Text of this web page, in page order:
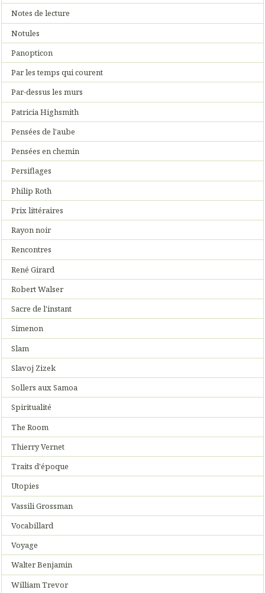
Notes de lecture
Notules
Panopticon
Par les temps qui courent
Par-dessus les murs
Patricia Highsmith
Pensées de l'aube
Pensées en chemin
Persiflages
Philip Roth
Prix littéraires
Rayon noir
Rencontres
René Girard
Robert Walser
Sacre de l'instant
Simenon
Slam
Slavoj Zizek
Sollers aux Samoa
Spiritualité
The Room
Thierry Vernet
Traits d'époque
Utopies
Vassili Grossman
Vocabillard
Voyage
Walter Benjamin
William Trevor